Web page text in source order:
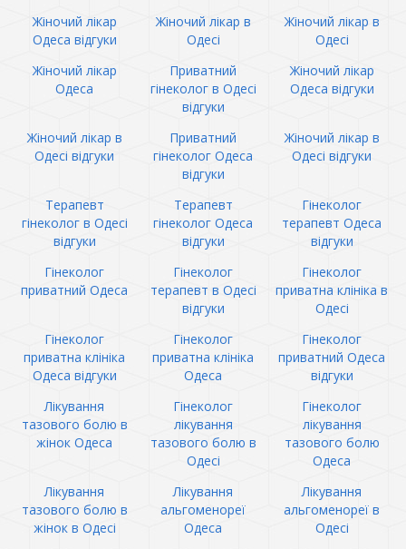
Жіночий лікар
Одеса відгуки
Жіночий лікар в
Одесі
Жіночий лікар в
Одесі
Жіночий лікар
Одеса
Приватний
гінеколог в Одесі
відгуки
Жіночий лікар
Одеса відгуки
Жіночий лікар в
Одесі відгуки
Приватний
гінеколог Одеса
відгуки
Жіночий лікар в
Одесі відгуки
Терапевт
гінеколог в Одесі
відгуки
Терапевт
гінеколог Одеса
відгуки
Гінеколог
терапевт Одеса
відгуки
Гінеколог
приватний Одеса
Гінеколог
терапевт в Одесі
відгуки
Гінеколог
приватна клініка в
Одесі
Гінеколог
приватна клініка
Одеса відгуки
Гінеколог
приватна клініка
Одеса
Гінеколог
приватний Одеса
відгуки
Лікування
тазового болю в
жінок Одеса
Гінеколог
лікування
тазового болю в
Одесі
Гінеколог
лікування
тазового болю
Одеса
Лікування
тазового болю в
жінок в Одесі
Лікування
альгоменореї
Одеса
Лікування
альгоменореї в
Одесі